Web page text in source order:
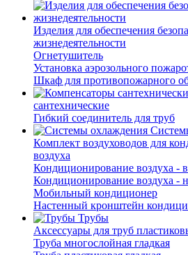
Изделия для обеспечения
жизнедеятельности
Огнетушитель
Установка аэрозольного
Шкаф для противопожарного
сантехнические
Гибкий соединитель для труб
Комплект воздуховодов для
воздуха
Кондиционирование воздуха -
Кондиционирование воздуха -
Мобильный кондиционер
Настенный кронштейн
Трубы
Аксессуары для труб
Труба многослойная гладкая